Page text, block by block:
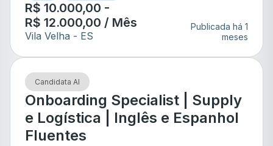
R$ 10.000,00 -
R$ 12.000,00 / Mês
Vila Velha - ES
Publicada há 1
meses
Candidata AI
Onboarding Specialist | Supply
e Logística | Inglês e Espanhol
Fluentes